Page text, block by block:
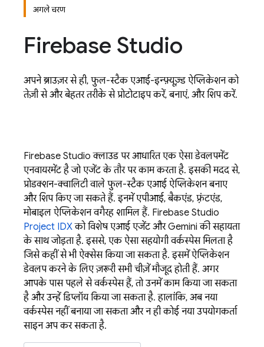
अगले चरण
Firebase Studio
अपने ब्राउज़र से ही, फुल-स्टैक एआई-इन्फ़्यूज़्ड ऐप्लिकेशन को
तेज़ी से और बेहतर तरीके से प्रोटोटाइप करें, बनाएं, और शिप करें.
Firebase Studio क्लाउड पर आधारित एक ऐसा डेवलपमेंट
एनवायरमेंट है जो एजेंट के तौर पर काम करता है. इसकी मदद से,
प्रोडक्शन-क्वालिटी वाले फुल-स्टैक एआई ऐप्लिकेशन बनाए
और शिप किए जा सकते हैं. इनमें एपीआई, बैकएंड, फ़्रंटएंड,
मोबाइल ऐप्लिकेशन वगैरह शामिल हैं. Firebase Studio
Project IDXको विशेष एआई एजेंट औरGemini की सहायता
के साथ जोड़ता है. इससे, एक ऐसा सहयोगी वर्कस्पेस मिलता है
जिसे कहीं से भी ऐक्सेस किया जा सकता है. इसमें ऐप्लिकेशन
डेवलप करने के लिए ज़रूरी सभी चीज़ें मौजूद होती हैं. अगर
आपके पास पहले से वर्कस्पेस हैं, तो उनमें काम किया जा सकता
है और उन्हें डिप्लॉय किया जा सकता है. हालांकि, अब नया
वर्कस्पेस नहीं बनाया जा सकता और न ही कोई नया उपयोगकर्ता
साइन अप कर सकता है.